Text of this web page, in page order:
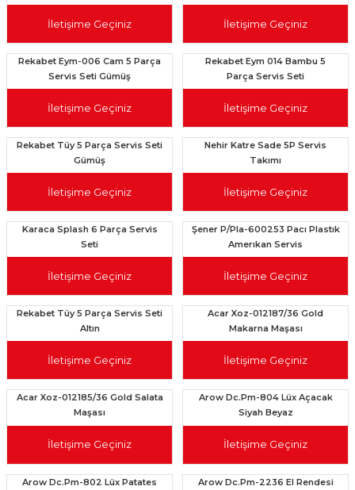
İletişime Geçiniz
ÇEŞİTLER
İletişime Geçiniz
Rekabet Eym-006 Cam 5 Parça
Servis Seti Gümüş
İletişime Geçiniz
Rekabet Eym 014 Bambu 5
Parça Servis Seti
İletişime Geçiniz
Rekabet Tüy 5 Parça Servis Seti
Gümüş
İletişime Geçiniz
Nehir Katre Sade 5P Servis
Takımı
İletişime Geçiniz
Karaca Splash 6 Parça Servis
Seti
İletişime Geçiniz
Şener P/Pla-600253 Pacı Plastık
Amerıkan Servis
İletişime Geçiniz
Rekabet Tüy 5 Parça Servis Seti
Altın
İletişime Geçiniz
Acar Xoz-012187/36 Gold
Makarna Maşası
İletişime Geçiniz
Acar Xoz-012185/36 Gold Salata
Maşası
İletişime Geçiniz
Arow Dc.Pm-804 Lüx Açacak
Siyah Beyaz
İletişime Geçiniz
Arow Dc.Pm-802 Lüx Patates
Arow Dc.Pm-2236 El Rendesi